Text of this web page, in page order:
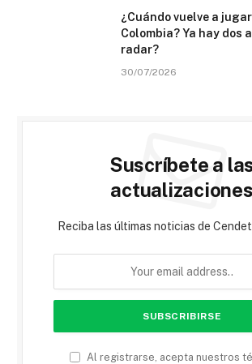
¿Cuándo vuelve a
Colombia? Ya hay dos
radar?
30/07/2026
Suscríbete a
actualizaciones
Reciba las últimas noticias de
Al registrarse, acepta nuestros